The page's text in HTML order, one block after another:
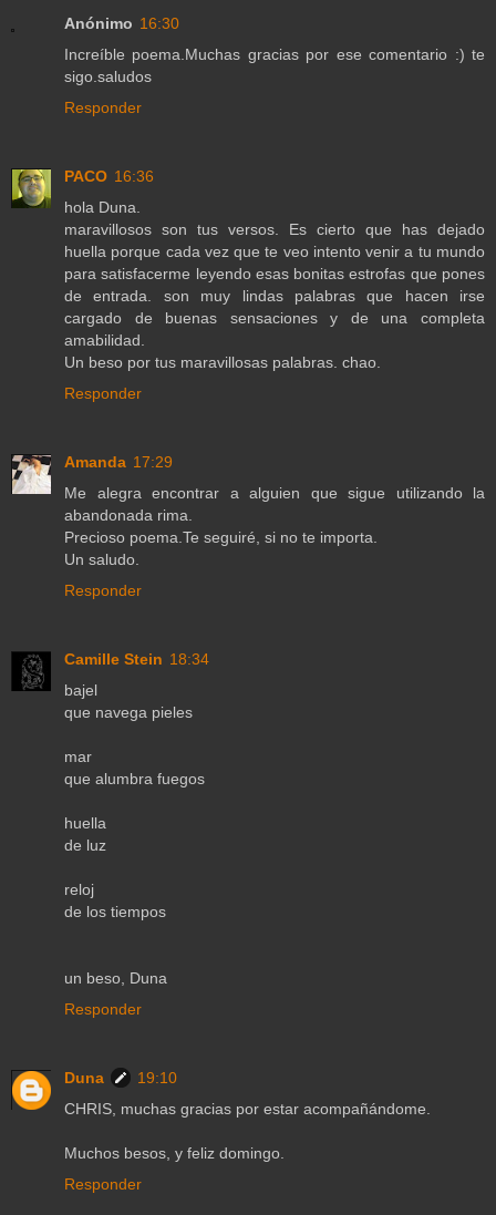
Anónimo 16:30
Increíble poema.Muchas gracias por ese comentario :) te
sigo.saludos
Responder
PACO 16:36
hola Duna.
maravillosos son tus versos. Es cierto que has dejado
huella porque cada vez que te veo intento venir a tu mundo
para satisfacerme leyendo esas bonitas estrofas que pones
de entrada. son muy lindas palabras que hacen irse
cargado de buenas sensaciones y de una completa
amabilidad.
Un beso por tus maravillosas palabras. chao.
Responder
Amanda 17:29
Me alegra encontrar a alguien que sigue utilizando la
abandonada rima.
Precioso poema.Te seguiré, si no te importa.
Un saludo.
Responder
Camille Stein 18:34
bajel
que navega pieles
mar
que alumbra fuegos
huella
de luz
reloj
de los tiempos
un beso, Duna
Responder
Duna
19:10
CHRIS, muchas gracias por estar acompañándome.
Muchos besos, y feliz domingo.
Responder